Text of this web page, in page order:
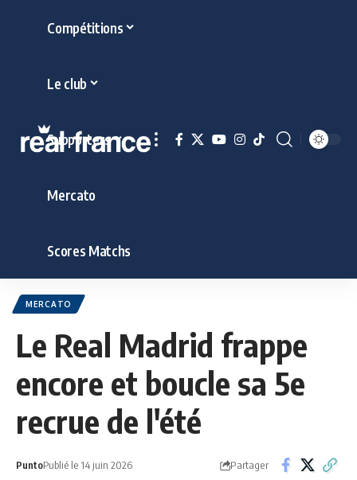
Compétitions
Le club
Supporters
Mercato
Scores Matchs
MERCATO
Le Real Madrid frappe
encore et boucle sa 5e
recrue de l'été
PuntoPublié le 14 juin 2026 Partager